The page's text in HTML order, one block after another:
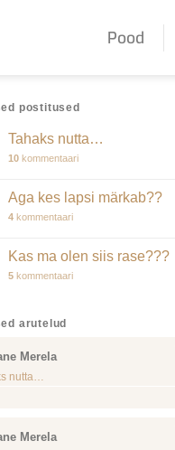
Pood
postitused
Tahaks nutta…
10kommentaari
Aga kes lapsi märkab??
4kommentaari
Kas ma olen siis rase???
5kommentaari
arutelud
Merela
nutta…
Merela